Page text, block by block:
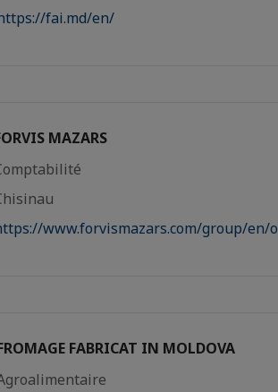
fai.md/en/
MAZARS
www.forvismazars.com/group/en/
FABRICAT IN MOLDOVA